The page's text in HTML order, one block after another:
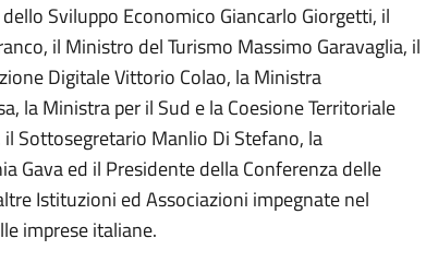
Sviluppo Economico Giancarlo Giorgetti, il
il Ministro del Turismo Massimo Garavaglia, il
Digitale Vittorio Colao, la Ministra
la Ministra per il Sud e la Coesione Territoriale
il Sottosegretario Manlio Di Stefano, la
Gava ed il Presidente della Conferenza delle
Istituzioni ed Associazioni impegnate nel
imprese italiane.